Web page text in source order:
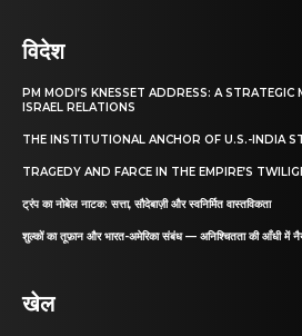
विदेश
PM MODI’S KNESSET ADDRESS: A STRATEGIC
ISRAEL RELATIONS
THE INSTITUTIONAL ANCHOR OF U.S.-INDIA
TRAGEDY AND FARCE IN THE EMPIRE’S
ट्रंप का नोबेल नाटक: सत्ता, सौदेबाज़ी और स्वनिर्मित वास्तविकता
शुल्कों का तूफ़ान और भारत-अमेरिका संबंध — अनिश्चितता की आँधी में
खेल